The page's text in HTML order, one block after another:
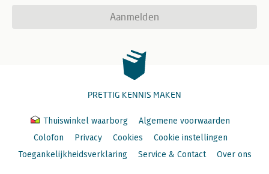
Aanmelden
PRETTIG KENNIS MAKEN
Thuiswinkel waarborg
Algemene voorwaarden
Colofon
Privacy Cookies
Cookie instellingen
Toegankelijkheidsverklaring
Service & Contact Over ons